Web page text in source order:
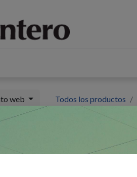
web Todos los productos